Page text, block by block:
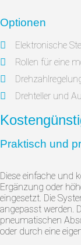
Optionen
Elektronische
Rollen für eine
Drehteller und
Praktisch und
Diese einfache und
Ergänzung oder
eingesetzt. Die
angepasst werden.
pneumatischen
oder durch eine